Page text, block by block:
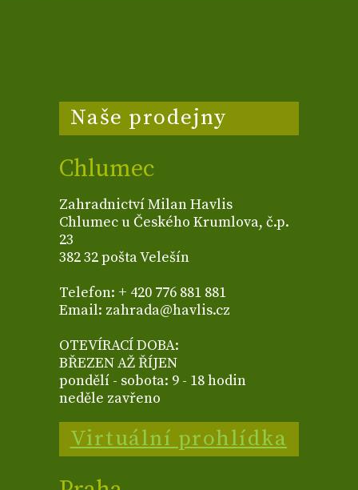
Naše prodejny
Chlumec
Zahradnictví Milan Havlis
Chlumec u Českého Krumlova, č.p.
23
382 32 pošta Velešín
Telefon: + 420 776 881 881
Email: zahrada@havlis.cz
OTEVÍRACÍ DOBA:
BŘEZEN AŽ ŘÍJEN
pondělí - sobota: 9 - 18 hodin
neděle zavřeno
Virtuální prohlídka